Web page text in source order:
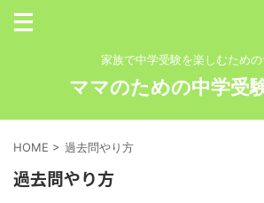
家族で中学受験を楽しむための
ママのための中学受
HOME > 過去問やり方
過去問やり方